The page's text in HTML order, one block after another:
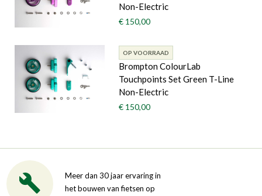
Non-Electric
€ 150,00
OP VOORRAAD
Brompton ColourLab
Touchpoints Set Green T-Line
Non-Electric
€ 150,00
Meer dan 30 jaar ervaring in
het bouwen van fietsen op